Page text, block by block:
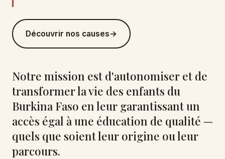
Découvrir nos causes→
Notre mission est d'autonomiser et de
transformer la vie des enfants du
Burkina Faso en leur garantissant un
accès égal à une éducation de qualité —
quels que soient leur origine ou leur
parcours.